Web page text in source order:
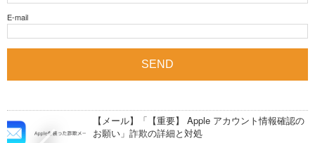
E-mail
【メール】「【重要】 Apple アカウント情報確認の
お願い」詐欺の詳細と対処